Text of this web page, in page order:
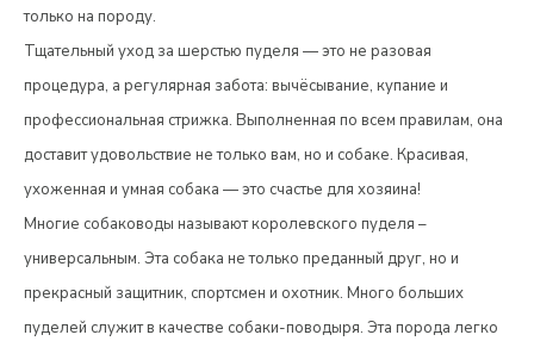
только на породу.
Тщательный уход за шерстью пуделя — это не разовая
процедура, а регулярная забота: вычёсывание, купание и
профессиональная стрижка. Выполненная по всем правилам, она
доставит удовольствие не только вам, но и собаке. Красивая,
ухоженная и умная собака — это счастье для хозяина!
Многие собаководы называют королевского пуделя –
универсальным. Эта собака не только преданный друг, но и
прекрасный защитник, спортсмен и охотник. Много больших
пуделей служит в качестве собаки-поводыря. Эта порода легко